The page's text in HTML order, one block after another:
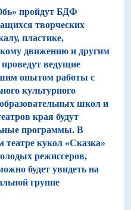
пройдут БДФ
творческих
пластике,
движению и другим
ведущие
опытом работы с
культурного
школ и
края будут
программы. В
театре кукол «Сказка»
режиссеров,
будет увидеть на
группе